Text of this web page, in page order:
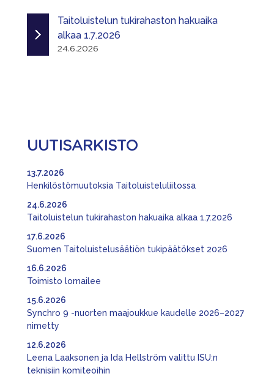
Taitoluistelun tukirahaston hakuaika
alkaa 1.7.2026
24.6.2026
UUTISARKISTO
Henkilöstömuutoksia Taitoluisteluliitossa
13.7.2026
Taitoluistelun tukirahaston hakuaika alkaa 1.7.2026
24.6.2026
Suomen Taitoluistelusäätiön tukipäätökset 2026
17.6.2026
Toimisto lomailee
16.6.2026
Synchro 9 -nuorten maajoukkue kaudelle 2026–2027
nimetty
15.6.2026
Leena Laaksonen ja Ida Hellström valittu ISU:n
teknisiin komiteoihin
12.6.2026